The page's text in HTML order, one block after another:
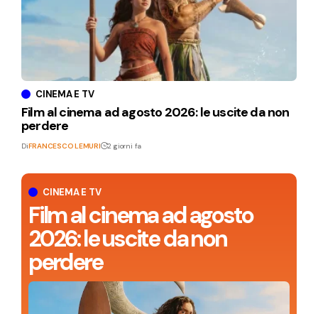
CINEMA E TV
Film al cinema ad agosto
2026: le uscite da non
perdere
CINEMA E TV
Film al cinema ad agosto 2026: le uscite da non
perdere
DiFRANCESCO LEMURI 2 giorni fa